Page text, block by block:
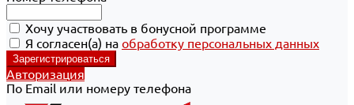
Хочу участвовать в бонусной программе
Я согласен(а) на обработку персональных данных
Авторизация
По Email или номеру телефона